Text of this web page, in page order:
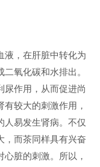
，在肝脏中转化为
氧化碳和水排出。
尿作用，从而促进尚
较大的刺激作用，
人易发生肾病。不仅
，而茶同样具有兴奋
脏的刺激。所以，